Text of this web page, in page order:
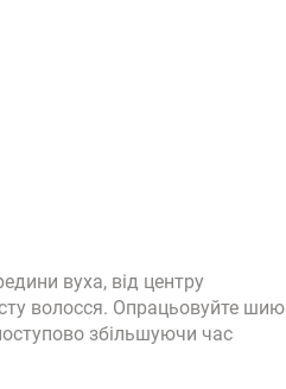
вуха, від центру
волосся. Опрацьовуйте шию
збільшуючи час